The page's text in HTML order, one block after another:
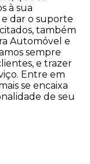
à sua
e dar o suporte
também
Automóvel e
sempre
e trazer
Entre em
se encaixa
de seu